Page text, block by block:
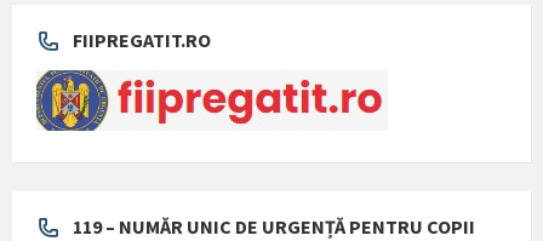
FIIPREGATIT.RO
119 – NUMĂR UNIC DE URGENȚĂ PENTRU COPII